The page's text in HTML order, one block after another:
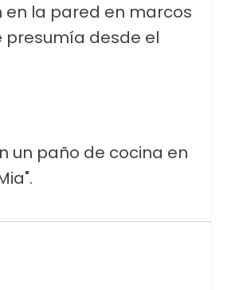
en la pared en marcos
presumía desde el
un paño de cocina en